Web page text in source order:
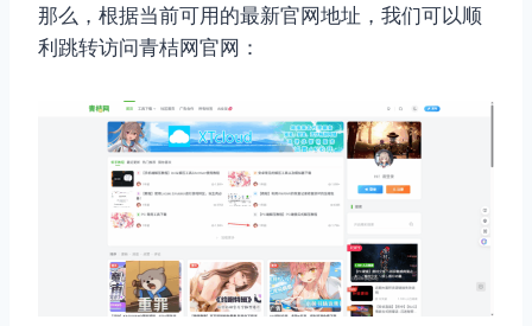
那么，根据当前可用的最新官网地址，我们可以顺
利跳转访问青桔网官网：